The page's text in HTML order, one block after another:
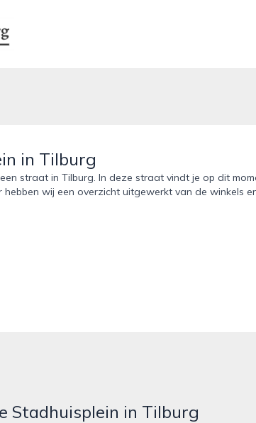
in Tilburg
straat in Tilburg. In deze straat vindt je op dit
hebben wij een overzicht uitgewerkt van de winkels
Stadhuisplein in Tilburg